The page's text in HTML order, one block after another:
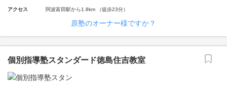
アクセス 阿波富田駅から1.8km （徒歩23分）
原塾のオーナー様ですか？
個別指導塾スタンダード徳島住吉教室